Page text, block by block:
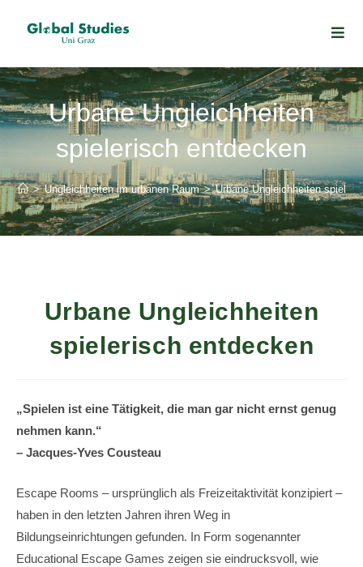
Urbane Ungleichheiten
spielerisch entdecken
> Ungleichheiten im urbanen Raum > Urbane Ungleichheiten
Urbane Ungleichheiten
spielerisch entdecken
„Spielen ist eine Tätigkeit, die man gar nicht ernst genug
nehmen kann.“
– Jacques-Yves Cousteau
Escape Rooms – ursprünglich als Freizeitaktivität konzipiert –
haben in den letzten Jahren ihren Weg in
Bildungseinrichtungen gefunden. In Form sogenannter
Educational Escape Games zeigen sie eindrucksvoll, wie